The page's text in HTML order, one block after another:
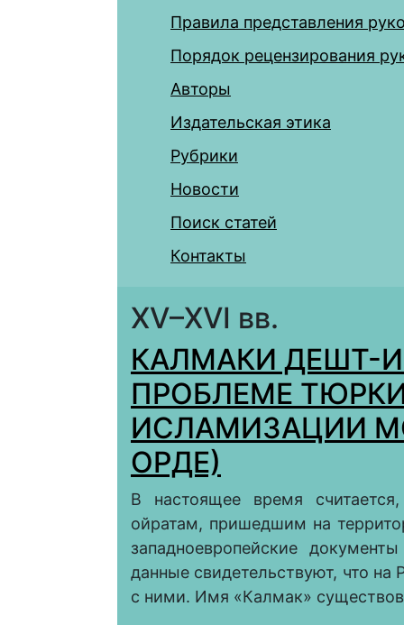
Правила представления
Порядок рецензирования
Авторы
Издательская этика
Рубрики
Новости
Поиск статей
Контакты
XV–XVI вв.
КАЛМАКИ ДЕШТ-
ПРОБЛЕМЕ
ИСЛАМИЗАЦИИ
ОРДЕ)
В настоящее время
ойратам, пришедшим на
западноeвропейские
данные свидетельствуют, что на
с ними. Имя «Калмак»